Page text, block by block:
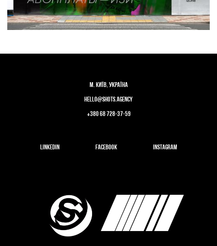
м. Київ, Україна
hello@shots.agency
+380 68 728-37-59
LinkedIn Facebook Instagram